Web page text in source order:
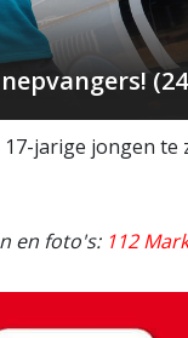
jarige jongen
en foto's: 112